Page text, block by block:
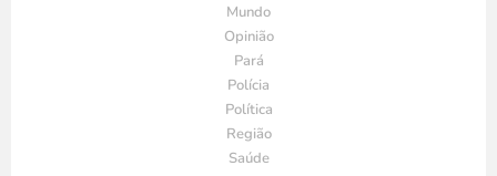
Mundo
Opinião
Pará
Polícia
Política
Região
Saúde